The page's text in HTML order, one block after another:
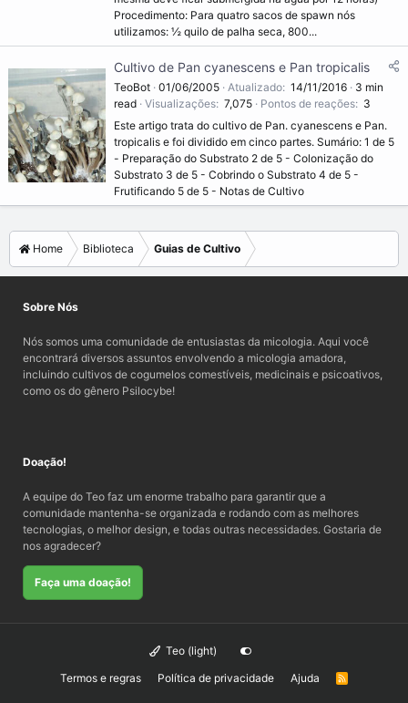
(
s
Procedimento: Para quatro sacos de spawn nós
utilizamos: ½ quilo de palha seca, 800...
Cultivo de Pan cyanescens e Pan tropicalis
TeoBot 01/06/2005 Atualizado 14/11/2016
3 min
read Visualizações 7,075 Pontos de reações
3
Este artigo trata do cultivo de Pan. cyanescens e Pan.
tropicalis e foi dividido em cinco partes. Sumário: 1 de 5
- Preparação do Substrato 2 de 5 - Colonização do
Substrato 3 de 5 - Cobrindo o Substrato 4 de 5 -
Frutificando 5 de 5 - Notas de Cultivo
Home Biblioteca Guias de Cultivo
Sobre Nós
Nós somos uma comunidade de entusiastas da micologia. Aqui você
encontrará diversos assuntos envolvendo a micologia amadora,
incluindo cultivos de cogumelos comestíveis, medicinais e psicoativos,
como os do gênero Psilocybe!
Doação!
A equipe do Teo faz um enorme trabalho para garantir que a
comunidade mantenha-se organizada e rodando com as melhores
tecnologias, o melhor design, e todas outras necessidades. Gostaria de
nos agradecer?
Faça uma doação!
Teo (light)
Termos e regras
Política de privacidade Ajuda